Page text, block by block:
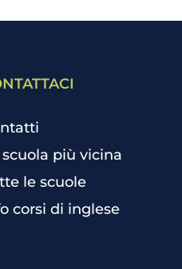
scuola più vicina
le scuole
corsi di inglese